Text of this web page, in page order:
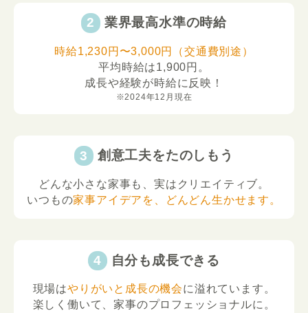
業界最高水準の時給
時給1,230円〜3,000円（交通費別途）
平均時給は1,900円。
成長や経験が時給に反映！
※2024年12月現在
創意工夫をたのしもう
どんな小さな家事も、実はクリエイティブ。
いつもの家事アイデアを、どんどん生かせます。
自分も成長できる
現場はやりがいと成長の機会に溢れています。
楽しく働いて、家事のプロフェッショナルに。